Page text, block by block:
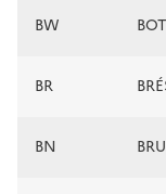
BW
BR
BN